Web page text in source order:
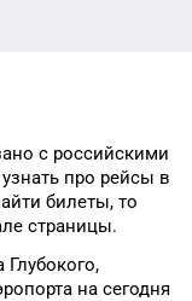
с российскими
про рейсы в
билеты, то
страницы.
Глубокого,
на сегодня